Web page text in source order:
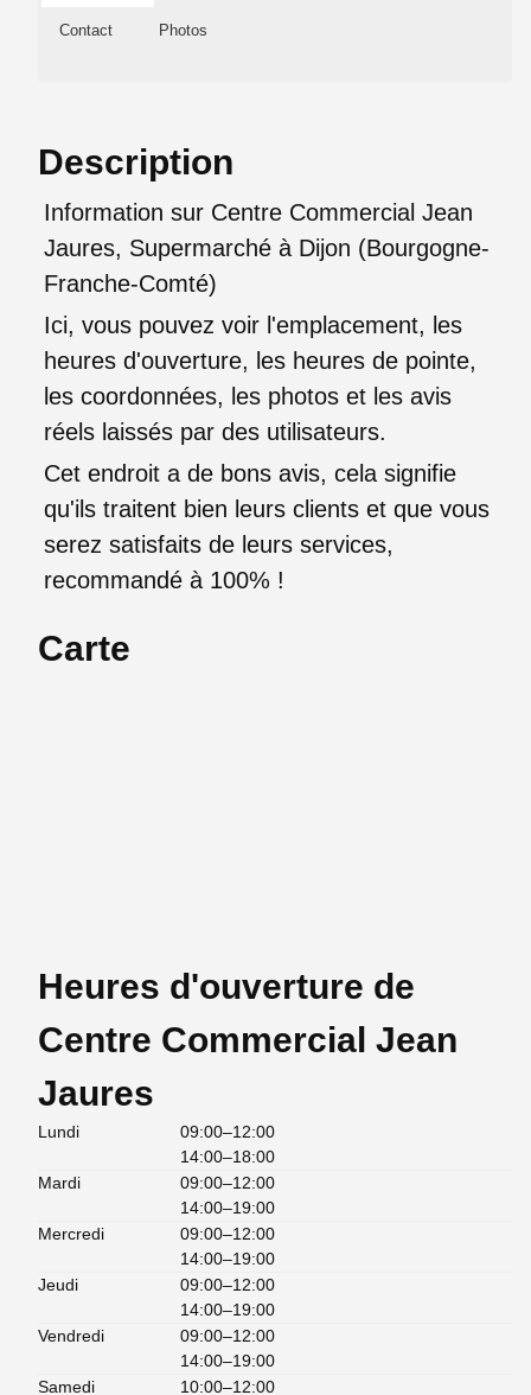
Contact Photos
Description
Information sur Centre Commercial Jean
Jaures, Supermarché à Dijon (Bourgogne-
Franche-Comté)
Ici, vous pouvez voir l'emplacement, les
heures d'ouverture, les heures de pointe,
les coordonnées, les photos et les avis
réels laissés par des utilisateurs.
Cet endroit a de bons avis, cela signifie
qu'ils traitent bien leurs clients et que vous
serez satisfaits de leurs services,
recommandé à 100% !
Carte
Heures d'ouverture de
Centre Commercial Jean
Jaures
Lundi
09:00–12:00
14:00–18:00
Mardi
09:00–12:00
14:00–19:00
Mercredi
09:00–12:00
14:00–19:00
Jeudi
09:00–12:00
14:00–19:00
Vendredi
09:00–12:00
14:00–19:00
Samedi
10:00–12:00